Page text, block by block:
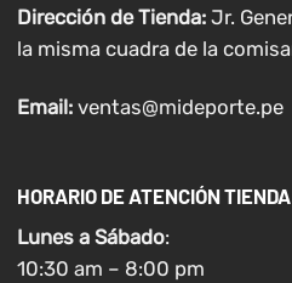
Dirección de Tienda: Jr.
la misma cuadra de la
Email: ventas@mideporte.pe
HORARIO DE ATENCIÓN
Lunes a Sábado:
10:30 am – 8:00 pm